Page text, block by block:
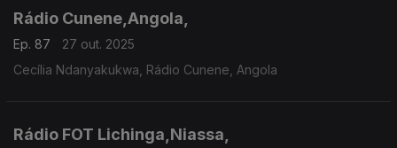
Rádio Cunene,Angola,
Ep. 87
27 out. 2025
Cecília Ndanyakukwa, Rádio Cunene, Angola
Rádio FOT Lichinga,Niassa,